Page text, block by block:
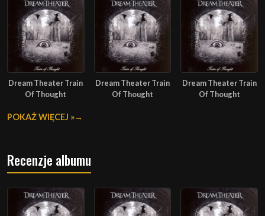
Dream Theater Train
Of Thought
Dream Theater Train
Of Thought
Dream Theater Train
Of Thought
POKAŻ WIĘCEJ »
Recenzje albumu